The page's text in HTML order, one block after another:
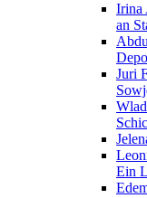
Irina
an
Juri
Ein